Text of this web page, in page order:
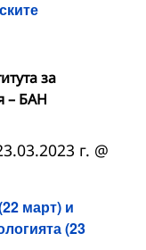
за
– БАН
март) и
(23
г. @